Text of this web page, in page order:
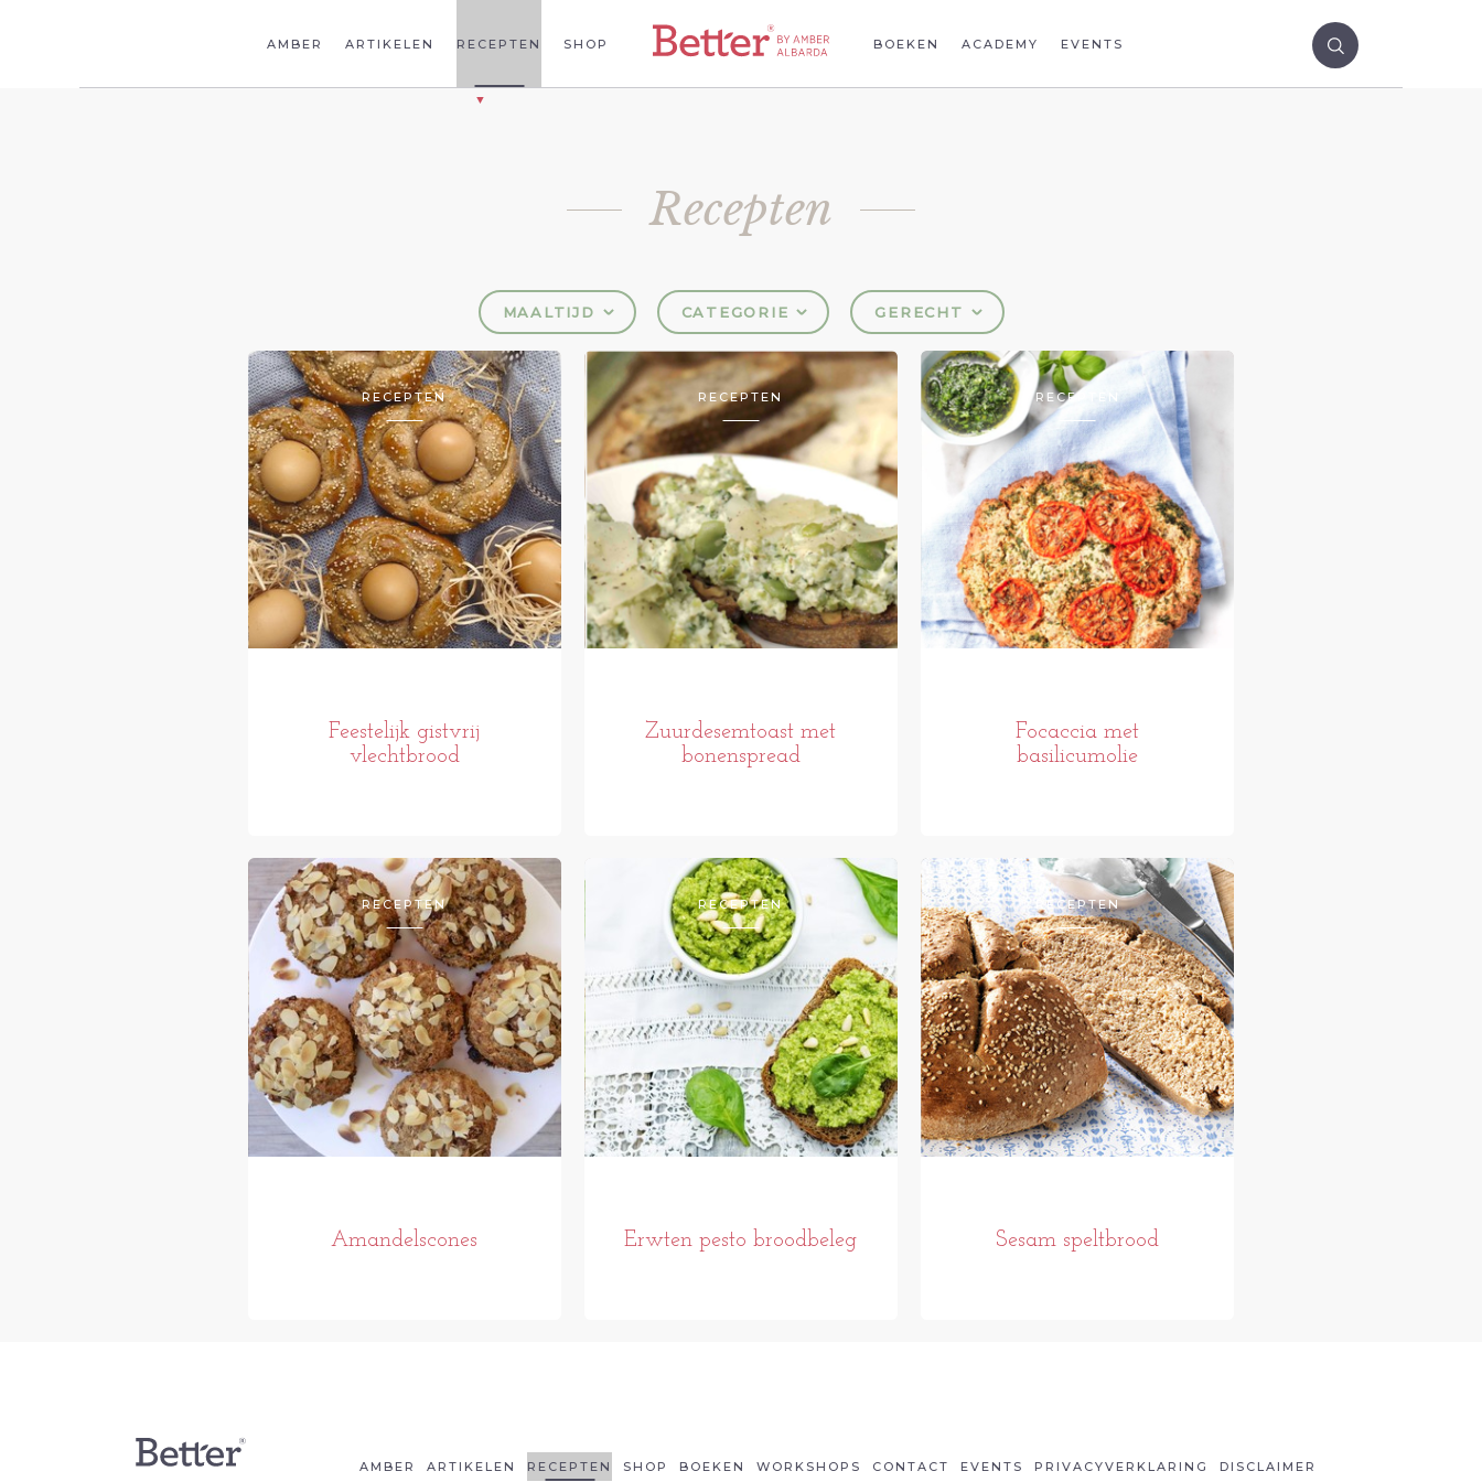
AMBER ARTIKELEN RECEPTEN SHOP BOEKEN ACADEMY EVENTS
Recepten
MAALTIJD CATEGORIE GERECHT
RECEPTEN
Feestelijk gistvrij
vlechtbrood
RECEPTEN
Zuurdesemtoast met
bonenspread
RECEPTEN
Focaccia met
basilicumolie
RECEPTEN
Amandelscones
RECEPTEN
Erwten pesto broodbeleg
RECEPTEN
Sesam speltbrood
AMBER ARTIKELEN RECEPTEN SHOP BOEKEN WORKSHOPS CONTACT EVENTS PRIVACYVERKLARING DISCLAIMER